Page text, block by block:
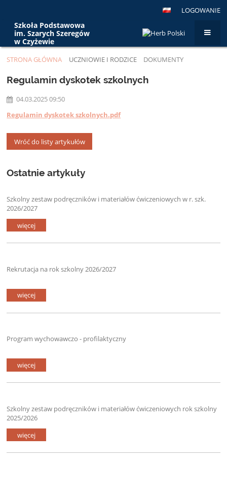
LOGOWANIE
Szkoła Podstawowa
im. Szarych Szeregów
w Czyżewie
STRONA GŁÓWNA UCZNIOWIE I RODZICE DOKUMENTY
DOKUMENTY
Regulamin dyskotek szkolnych
04.03.2025 09:50
Regulamin dyskotek szkolnych.pdf
Wróć do listy artykułów
Ostatnie artykuły
Szkolny zestaw podręczników i materiałów ćwiczeniowych w r. szk.
2026/2027
więcej
Rekrutacja na rok szkolny 2026/2027
więcej
Program wychowawczo - profilaktyczny
więcej
Szkolny zestaw podręczników i materiałów ćwiczeniowych rok szkolny
2025/2026
więcej